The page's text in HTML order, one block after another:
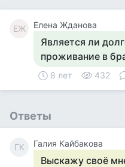
ЕЖ Елена Жданова
Является ли
проживание в
8 лет 432
Ответы
ГК Галия Кайбакова
Выскажу своё